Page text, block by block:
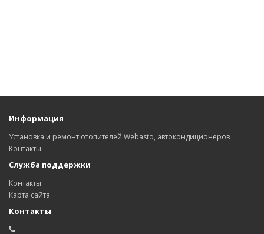
Информация
Установка и ремонт отопителей Webasto, автокондиционеров
Контакты
Служба поддержки
Контакты
Карта сайта
Контакты